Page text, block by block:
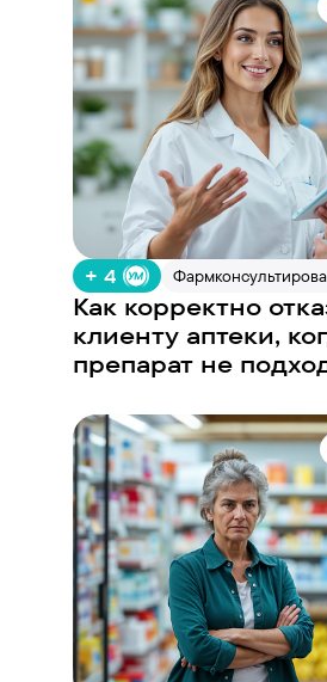
+ 4
Как корректно
клиенту аптеки,
препарат не